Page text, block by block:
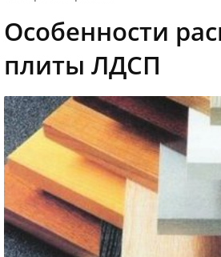
Особенности
плиты ЛДСП